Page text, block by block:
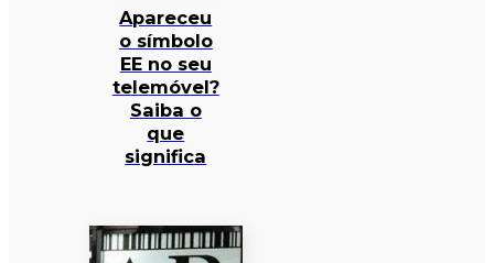
Apareceu
o símbolo
EE no seu
telemóvel?
Saiba o
que
significa